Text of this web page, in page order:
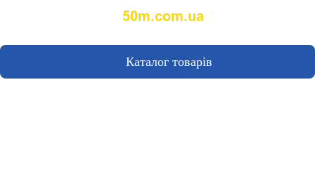
Каталог товарів